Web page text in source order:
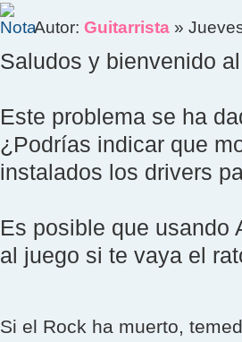
Autor:Guitarrista »
Saludos y bienvenido
Este problema se ha
¿Podrías indicar que
instalados los drivers
Es posible que usando
al juego si te vaya el
Si el Rock ha muerto,